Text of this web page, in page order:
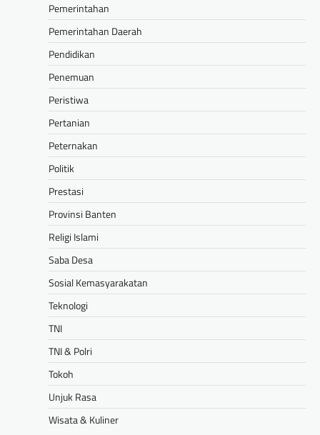
Pemerintahan
Pemerintahan Daerah
Pendidikan
Penemuan
Peristiwa
Pertanian
Peternakan
Politik
Prestasi
Provinsi Banten
Religi Islami
Saba Desa
Sosial Kemasyarakatan
Teknologi
TNI
TNI & Polri
Tokoh
Unjuk Rasa
Wisata & Kuliner